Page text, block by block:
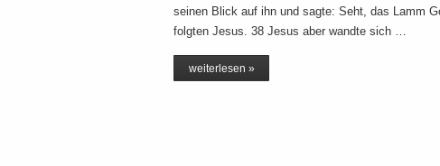
seinen Blick auf ihn und sagte: Seht, das Lamm
folgten Jesus. 38 Jesus aber wandte sich …
weiterlesen »